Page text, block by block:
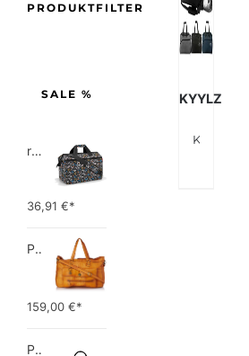
KYYLZ
KYYLZ Sporttasche für Damen und Herren,Reisetasche mit Schuhfach & Nassfach
PRODUKTFILTER
SALE %
reisenthel allrounder L pocket  Vielseitige Doktortasche für Reise, Arbeit und Freizeit  Mit praktischer Trolley…
36,91 €*
PIECES TOTALLY ROYAL LEATHER TRAVEL BAG 17055349 Damen Umhängetaschen ,1 Groesse (51 x 33 x 14,5 cm)
159,00 €*
Picard Unisex-Erwachsene Buddy Gepäck- Handgepäck